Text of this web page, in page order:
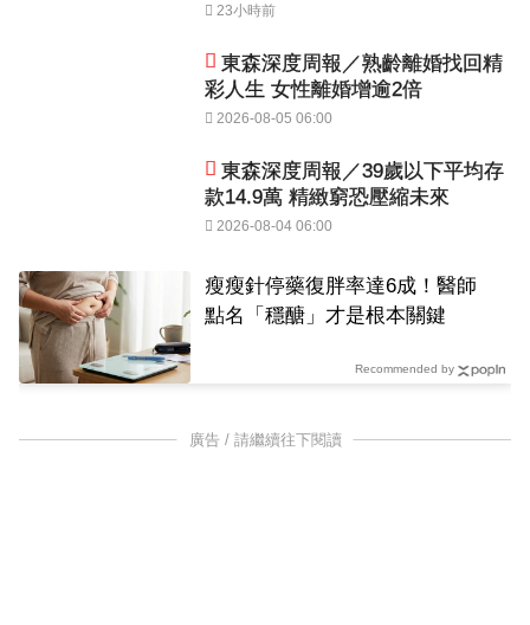
23小時前
東森深度周報／熟齡離婚找回精
彩人生 女性離婚增逾2倍
2026-08-05 06:00
東森深度周報／39歲以下平均存
款14.9萬 精緻窮恐壓縮未來
2026-08-04 06:00
瘦瘦針停藥復胖率達6成！醫師
點名「穩醣」才是根本關鍵
Recommended by
廣告 / 請繼續往下閱讀